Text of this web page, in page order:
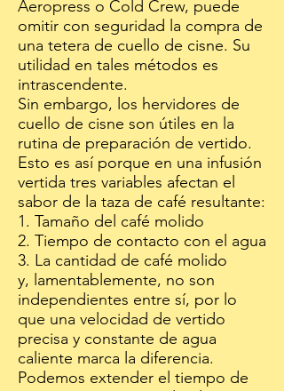
Aeropress o Cold Crew, puede
omitir con seguridad la compra de
una tetera de cuello de cisne. Su
utilidad en tales métodos es
intrascendente.
Sin embargo, los hervidores de
cuello de cisne son útiles en la
rutina de preparación de vertido.
Esto es así porque en una infusión
vertida tres variables afectan el
sabor de la taza de café resultante:
1. Tamaño del café molido
2. Tiempo de contacto con el agua
3. La cantidad de café molido
y, lamentablemente, no son
independientes entre sí, por lo
que una velocidad de vertido
precisa y constante de agua
caliente marca la diferencia.
Podemos extender el tiempo de